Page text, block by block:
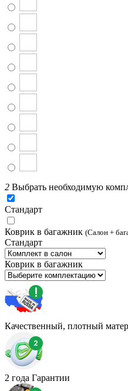
2 Выбрать необходимую
Стандарт
Коврик в багажник (Салон +
Стандарт
Коврик в багажник
Качественный, плотный
2 года Гарантии